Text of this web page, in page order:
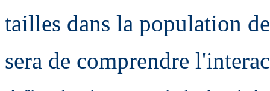
tailles dans la population
sera de comprendre